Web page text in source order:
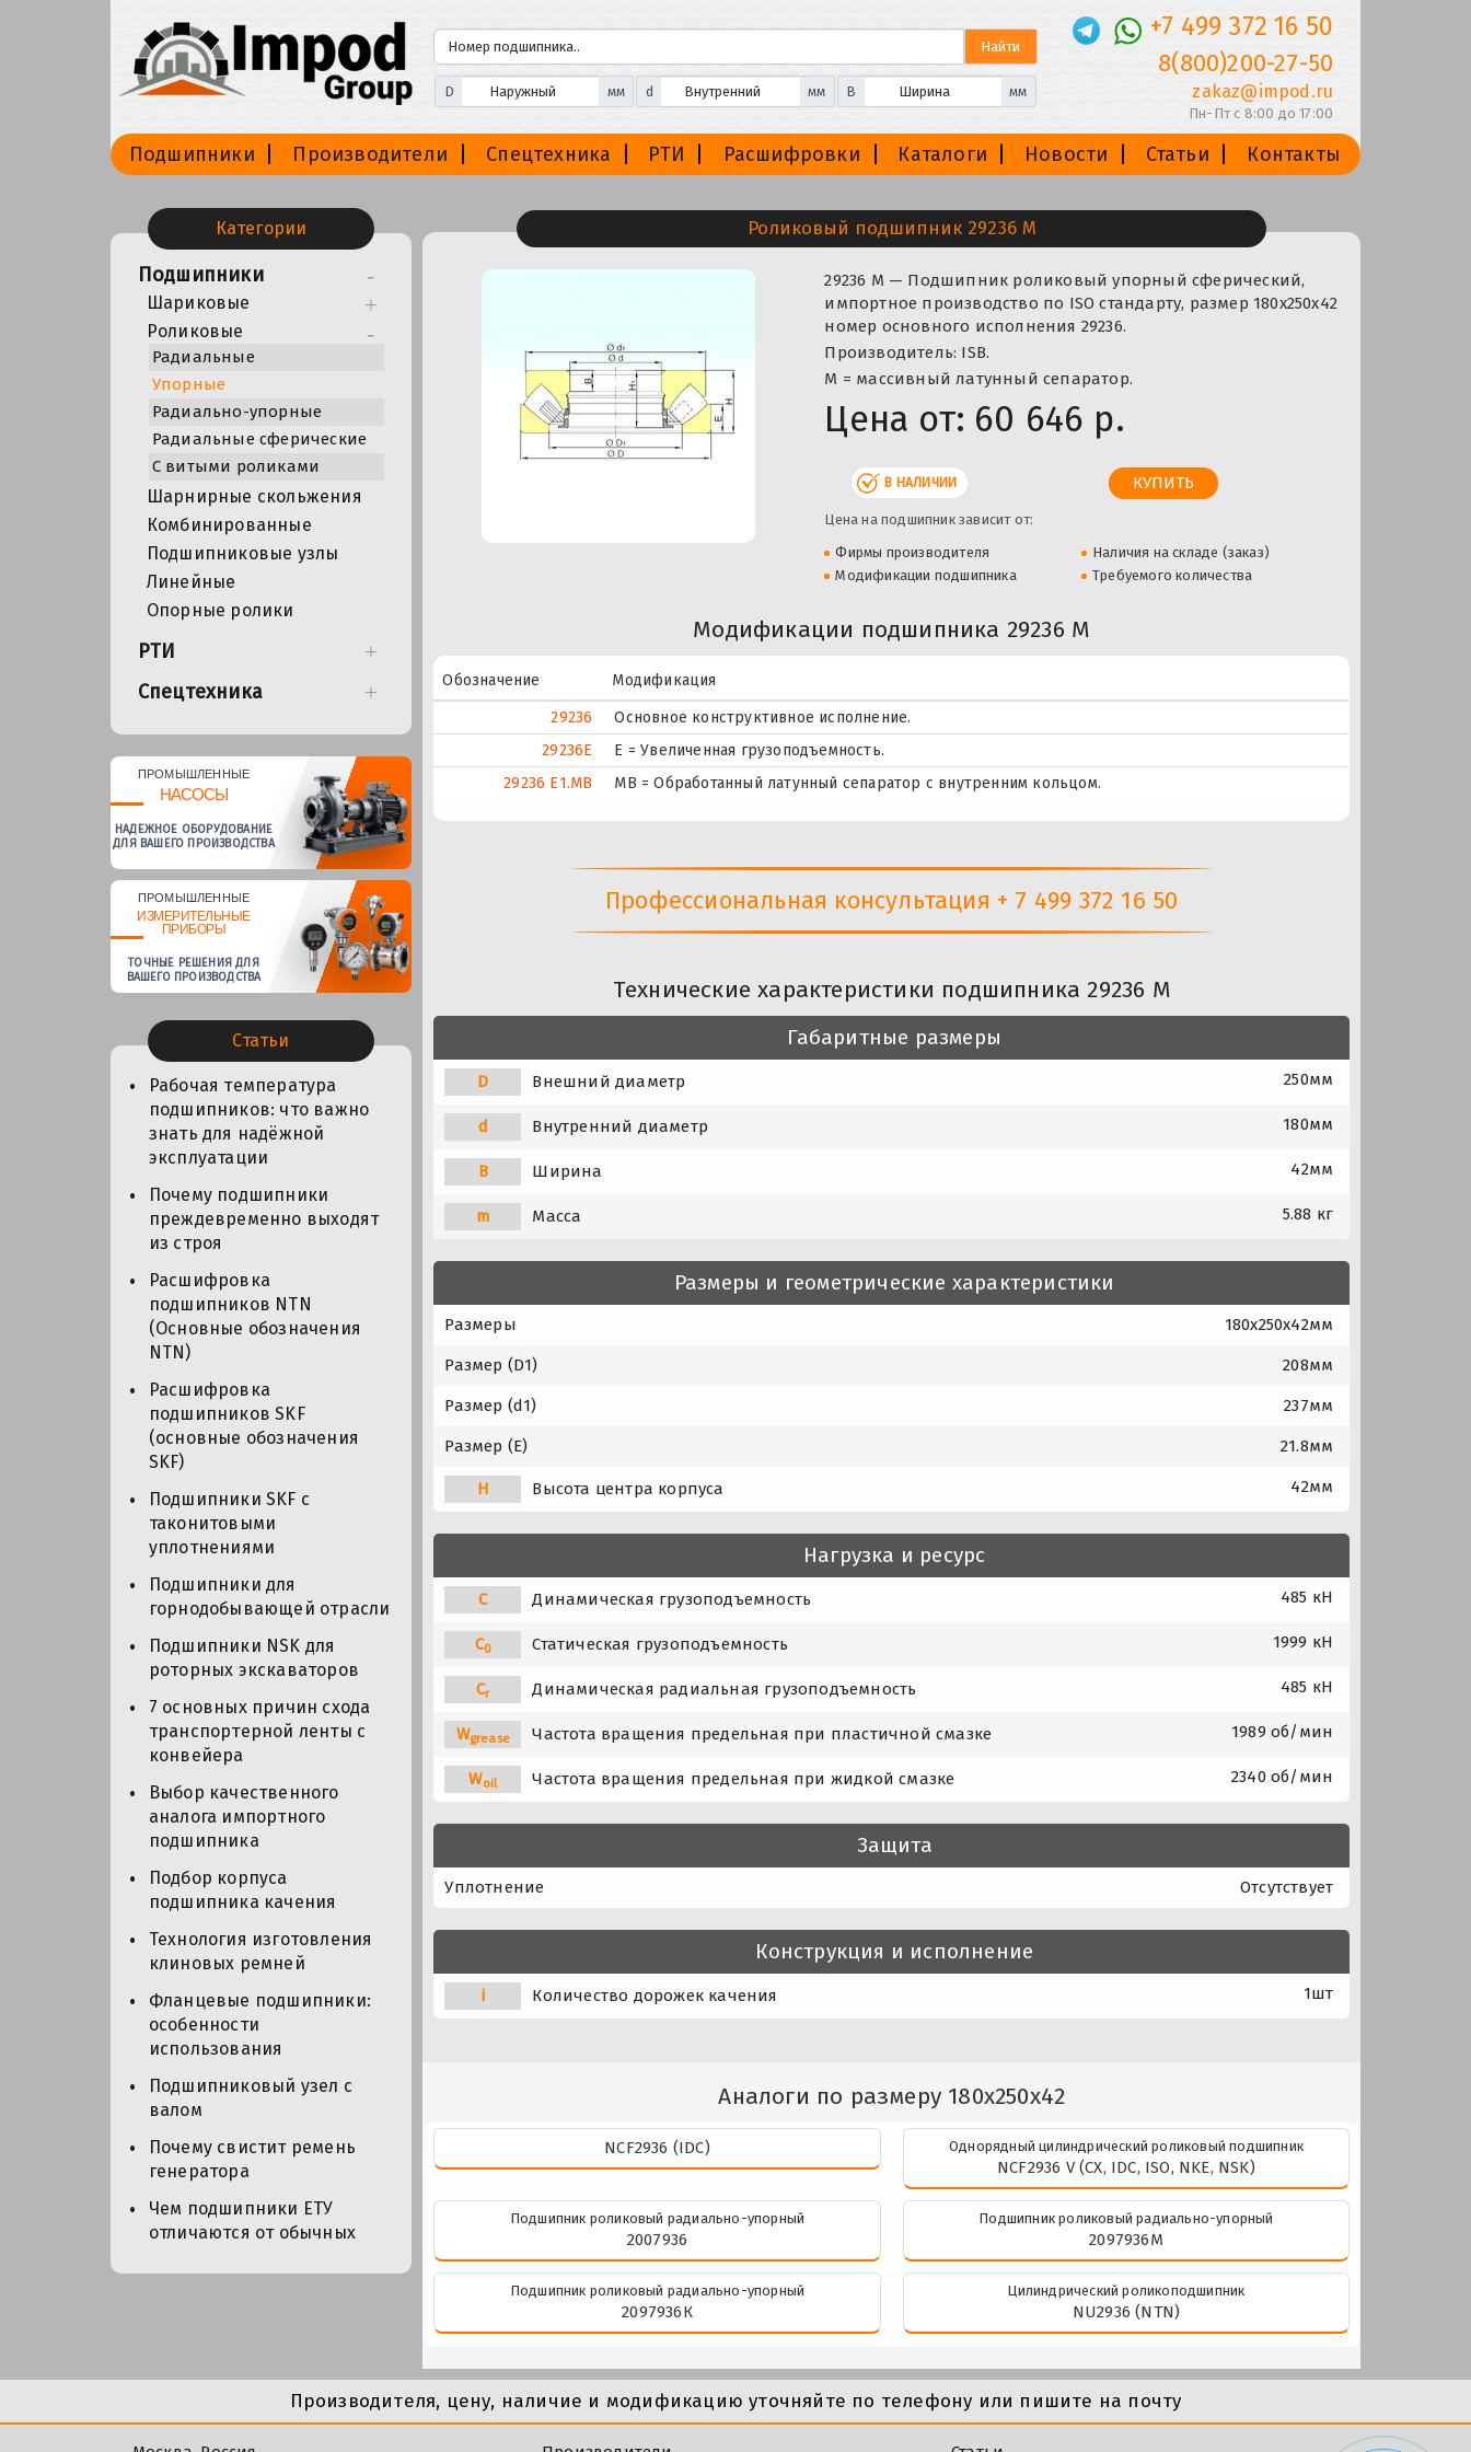
D мм d мм B мм
+7 499 372 16 50
8(800)200-27-50
zakaz@impod.ru
Пн-Пт с 8:00 до 17:00
Подшипники Производители Спецтехника РТИ Расшифровки Каталоги Новости Статьи Контакты
Категории
Подшипники
Шариковые
Роликовые
Радиальные
Упорные
Радиально-упорные
Радиальные сферические
С витыми роликами
Шарнирные скольжения
Комбинированные
Подшипниковые узлы
Линейные
Опорные ролики
РТИ
Спецтехника
ПРОМЫШЛЕННЫЕ
НАСОСЫ
НАДЕЖНОЕ ОБОРУДОВАНИЕ
ДЛЯ ВАШЕГО ПРОИЗВОДСТВА
ПРОМЫШЛЕННЫЕ
ИЗМЕРИТЕЛЬНЫЕ
ПРИБОРЫ
ТОЧНЫЕ РЕШЕНИЯ ДЛЯ
ВАШЕГО ПРОИЗВОДСТВА
Статьи
Рабочая температура
подшипников: что важно
знать для надёжной
эксплуатации
Почему подшипники
преждевременно выходят
из строя
Расшифровка
подшипников NTN
(Основные обозначения
NTN)
Расшифровка
подшипников SKF
(основные обозначения
SKF)
Подшипники SKF с
таконитовыми
уплотнениями
Подшипники для
горнодобывающей отрасли
Подшипники NSK для
роторных экскаваторов
7 основных причин схода
транспортерной ленты с
конвейера
Выбор качественного
аналога импортного
подшипника
Подбор корпуса
подшипника качения
Технология изготовления
клиновых ремней
Фланцевые подшипники:
особенности
использования
Подшипниковый узел с
валом
Почему свистит ремень
генератора
Чем подшипники ЕТУ
отличаются от обычных
Роликовый подшипник 29236 M
29236 M — Подшипник роликовый упорный сферический,
импортное производство по ISO стандарту, размер 180x250x42
номер основного исполнения 29236.
Производитель: ISB.
M = массивный латунный сепаратор.
Цена от: 60 646 р.
В НАЛИЧИИ
Цена на подшипник зависит от:
Фирмы производителя
Наличия на складе (заказ)
Модификации подшипника
Требуемого количества
Модификации подшипника 29236 M
Обозначение
Модификация
29236
Основное конструктивное исполнение.
29236E
Е = Увеличенная грузоподъемность.
29236 E1.MB
MB = Обработанный латунный сепаратор с внутренним кольцом.
Профессиональная консультация + 7 499 372 16 50
Технические характеристики подшипника 29236 M
Габаритные размеры
D Внешний диаметр 250мм
d Внутренний диаметр 180мм
B Ширина 42мм
m Масса 5.88 кг
Размеры и геометрические характеристики
Размеры 180x250x42мм
Размер (D1) 208мм
Размер (d1) 237мм
Размер (E) 21.8мм
H Высота центра корпуса 42мм
Нагрузка и ресурс
C Динамическая грузоподъемность 485 кН
C0 Статическая грузоподъемность 1999 кН
Cr Динамическая радиальная грузоподъемность 485 кН
Wgrease Частота вращения предельная при пластичной смазке 1989 об/мин
Woil Частота вращения предельная при жидкой смазке 2340 об/мин
Защита
Уплотнение Отсутствует
Конструкция и исполнение
i Количество дорожек качения 1шт
Аналоги по размеру 180x250x42
NCF2936 (IDC) Однорядный цилиндрический роликовый подшипник
NCF2936 V (CX, IDC, ISO, NKE, NSK)
Подшипник роликовый радиально-упорный
2007936
Подшипник роликовый радиально-упорный
2097936М
Подшипник роликовый радиально-упорный
2097936К
Цилиндрический роликоподшипник
NU2936 (NTN)
Производителя, цену, наличие и модификацию уточняйте по телефону или пишите на почту